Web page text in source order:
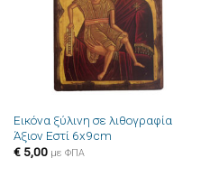
Εικόνα ξύλινη σε λιθογραφία
Άξιον Εστί 6x9cm
€5,00 με ΦΠΑ